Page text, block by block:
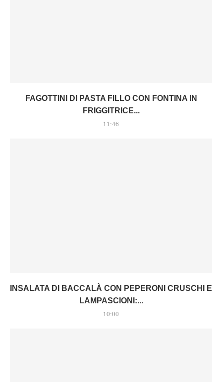
FAGOTTINI DI PASTA FILLO CON FONTINA IN
FRIGGITRICE...
11:46
INSALATA DI BACCALÀ CON PEPERONI CRUSCHI E
LAMPASCIONI:...
10:00